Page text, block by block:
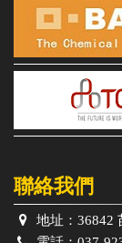
聯絡我們
地址： 36842